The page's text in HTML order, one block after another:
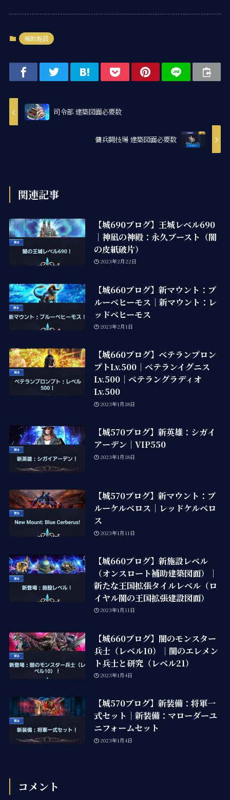
補助施設
司令部 建築図面必要数
傭兵闘技場 建築図面必要数
関連記事
【城690ブログ】王城レベル690
｜神凪の神殿：永久ブースト（闇
の皮紙破片）
2023年2月22日
【城660ブログ】新マウント：ブ
ルーベヒーモス｜新マウント：レ
ッドベヒーモス
2023年2月1日
【城660ブログ】ベテランプロン
プトLv.500｜ベテランイグニス
Lv.500｜ベテラングラディオ
Lv.500
2023年1月18日
【城570ブログ】新英雄：シガイ
アーデン｜VIP550
2023年1月18日
【城570ブログ】新マウント：ブ
ルーケルベロス｜レッドケルベロ
ス
2023年1月11日
【城660ブログ】新施設レベル
（オンスロート補助建築図面）｜
新たな王国拡張タイルレベル（ロ
イヤル闇の王国拡張建設図面）
2023年1月11日
【城660ブログ】闇のモンスター
兵士（レベル10）｜闇のエレメン
ト兵士と研究（レベル21）
2023年1月4日
【城570ブログ】新装備：将軍一
式セット｜新装備：マローダーユ
ニフォームセット
2023年1月4日
コメント